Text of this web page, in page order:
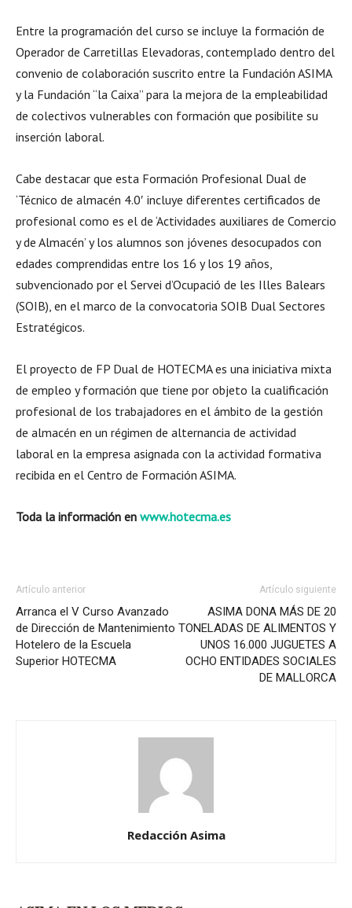
Entre la programación del curso se incluye la formación de
Operador de Carretillas Elevadoras, contemplado dentro del
convenio de colaboración suscrito entre la Fundación ASIMA
y la Fundación “la Caixa” para la mejora de la empleabilidad
de colectivos vulnerables con formación que posibilite su
inserción laboral.
Cabe destacar que esta Formación Profesional Dual de
‘Técnico de almacén 4.0′ incluye diferentes certificados de
profesional como es el de ‘Actividades auxiliares de Comercio
y de Almacén’ y los alumnos son jóvenes desocupados con
edades comprendidas entre los 16 y los 19 años,
subvencionado por el Servei d’Ocupació de les Illes Balears
(SOIB), en el marco de la convocatoria SOIB Dual Sectores
Estratégicos.
El proyecto de FP Dual de HOTECMA es una iniciativa mixta
de empleo y formación que tiene por objeto la cualificación
profesional de los trabajadores en el ámbito de la gestión
de almacén en un régimen de alternancia de actividad
laboral en la empresa asignada con la actividad formativa
recibida en el Centro de Formación ASIMA.
Toda la información en www.hotecma.es
Artículo anterior
Arranca el V Curso Avanzado
de Dirección de Mantenimiento
Hotelero de la Escuela
Superior HOTECMA
Artículo siguiente
ASIMA DONA MÁS DE 20
TONELADAS DE ALIMENTOS Y
UNOS 16.000 JUGUETES A
OCHO ENTIDADES SOCIALES
DE MALLORCA
Redacción Asima